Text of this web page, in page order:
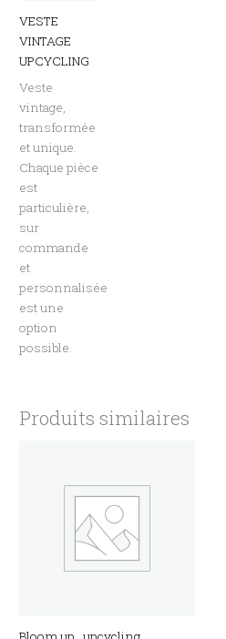
VESTE
VINTAGE
UPCYCLING
Veste
vintage,
transformée
et unique.
Chaque pièce
est
particulière,
sur
commande
et
personnalisée
est une
option
possible.
Produits similaires